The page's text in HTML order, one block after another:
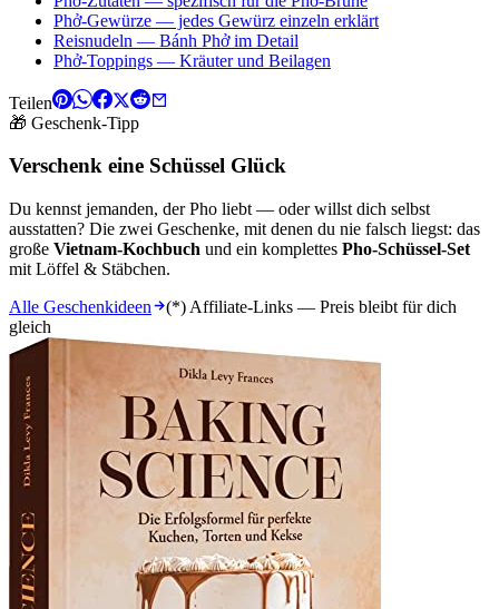
Phở-Gewürze — jedes Gewürz einzeln erklärt
Reisnudeln — Bánh Phở im Detail
Phở-Toppings — Kräuter und Beilagen
Teilen
🎁 Geschenk-Tipp
Verschenk eine Schüssel Glück
Du kennst jemanden, der Pho liebt — oder willst dich selbst
ausstatten? Die zwei Geschenke, mit denen du nie falsch liegst: das
große Vietnam-Kochbuch und ein komplettes Pho-Schüssel-Set
mit Löffel & Stäbchen.
Alle Geschenkideen
(*) Affiliate-Links — Preis bleibt für dich
gleich